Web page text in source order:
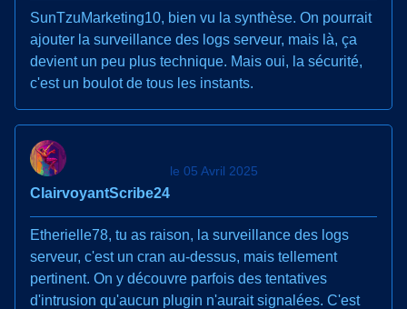
SunTzuMarketing10, bien vu la synthèse. On pourrait
ajouter la surveillance des logs serveur, mais là, ça
devient un peu plus technique. Mais oui, la sécurité,
c'est un boulot de tous les instants.
ClairvoyantScribe24
le 05 Avril 2025
Etherielle78, tu as raison, la surveillance des logs
serveur, c'est un cran au-dessus, mais tellement
pertinent. On y découvre parfois des tentatives
d'intrusion qu'aucun plugin n'aurait signalées. C'est